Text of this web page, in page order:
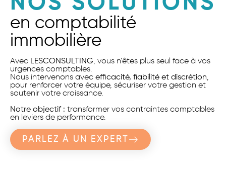
en comptabilité
immobilière
Avec LESCONSULTING, vous n’êtes plus seul face à vos
urgences comptables.
Nous intervenons avec efficacité, fiabilité et discrétion,
pour renforcer votre équipe, sécuriser votre gestion et
soutenir votre croissance.
Notre objectif : transformer vos contraintes comptables
en leviers de performance.
PARLEZ À UN EXPERT